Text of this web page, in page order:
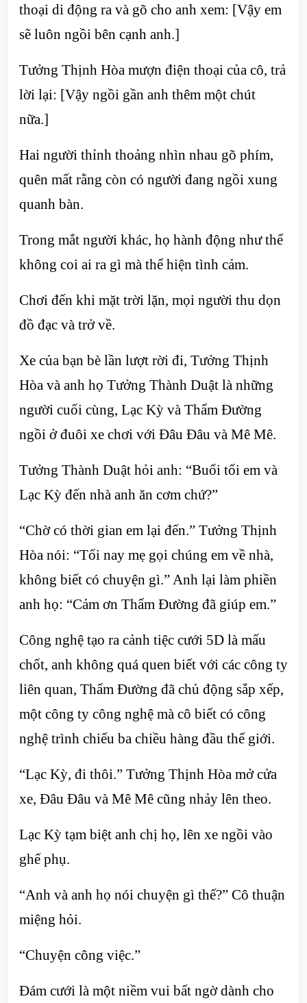
thoại di động ra và gõ cho anh xem: [Vậy em
sẽ luôn ngồi bên cạnh anh.]
Tưởng Thịnh Hòa mượn điện thoại của cô, trả
lời lại: [Vậy ngồi gần anh thêm một chút
nữa.]
Hai người thỉnh thoảng nhìn nhau gõ phím,
quên mất rằng còn có người đang ngồi xung
quanh bàn.
Trong mắt người khác, họ hành động như thể
không coi ai ra gì mà thể hiện tình cảm.
Chơi đến khi mặt trời lặn, mọi người thu dọn
đồ đạc và trở về.
Xe của bạn bè lần lượt rời đi, Tưởng Thịnh
Hòa và anh họ Tưởng Thành Duật là những
người cuối cùng, Lạc Kỳ và Thẩm Đường
ngồi ở đuôi xe chơi với Đâu Đâu và Mê Mê.
Tưởng Thành Duật hỏi anh: “Buổi tối em và
Lạc Kỳ đến nhà anh ăn cơm chứ?”
“Chờ có thời gian em lại đến.” Tưởng Thịnh
Hòa nói: “Tối nay mẹ gọi chúng em về nhà,
không biết có chuyện gì.” Anh lại làm phiền
anh họ: “Cảm ơn Thẩm Đường đã giúp em.”
Công nghệ tạo ra cảnh tiệc cưới 5D là mấu
chốt, anh không quá quen biết với các công ty
liên quan, Thẩm Đường đã chủ động sắp xếp,
một công ty công nghệ mà cô biết có công
nghệ trình chiếu ba chiều hàng đầu thế giới.
“Lạc Kỳ, đi thôi.” Tưởng Thịnh Hòa mở cửa
xe, Đâu Đâu và Mê Mê cũng nhảy lên theo.
Lạc Kỳ tạm biệt anh chị họ, lên xe ngồi vào
ghế phụ.
“Anh và anh họ nói chuyện gì thế?” Cô thuận
miệng hỏi.
“Chuyện công việc.”
Đám cưới là một niềm vui bất ngờ dành cho